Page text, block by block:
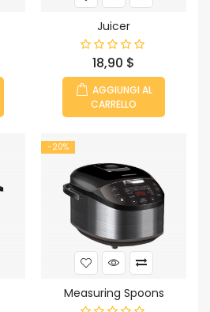
Juicer
Prezzo
18,90 $
AGGIUNGI AL
CARRELLO
-20%
Measuring Spoons